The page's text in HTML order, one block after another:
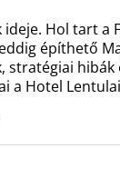
ideje. Hol tart a
építhető
stratégiai hibák
a Hotel